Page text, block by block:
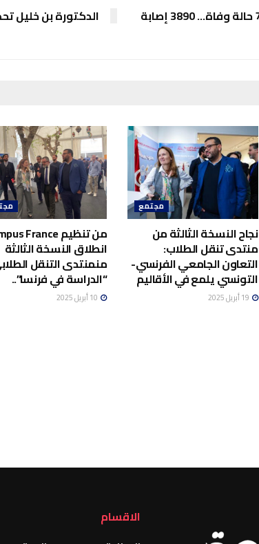
الوضع الوبائي في تونس: 77 حالة وفاة… 3890 إصابة الدكتورة بن خليل
مجتمع
نجاح النسخة الثالثة من
منتدى تنقل الطلاب:
التعاون الجامعي الفرنسي-
التونسي يلمع في الأقاليم
انطلاق النسخة الثالثة
منمنتدى التنقل
“الدراسة في فرنسا”..
الاقسام